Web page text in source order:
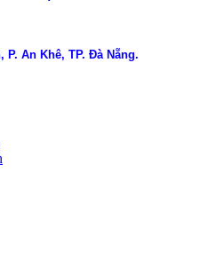
P. An Khê, TP. Đà Nẵng.